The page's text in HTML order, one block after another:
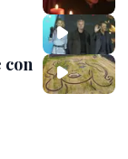
con